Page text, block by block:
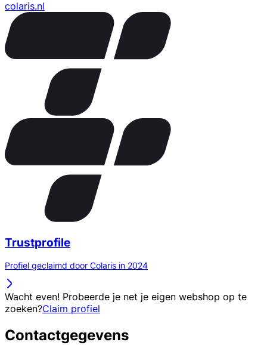
colaris.nl
Trustprofile
Profiel geclaimd door Colaris in 2024
Wacht even! Probeerde je net je eigen webshop op te
zoeken?Claim profiel
Contactgegevens